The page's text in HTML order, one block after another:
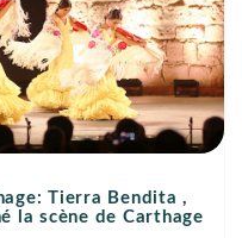
Tierra Bendita ,
la scène de Carthage